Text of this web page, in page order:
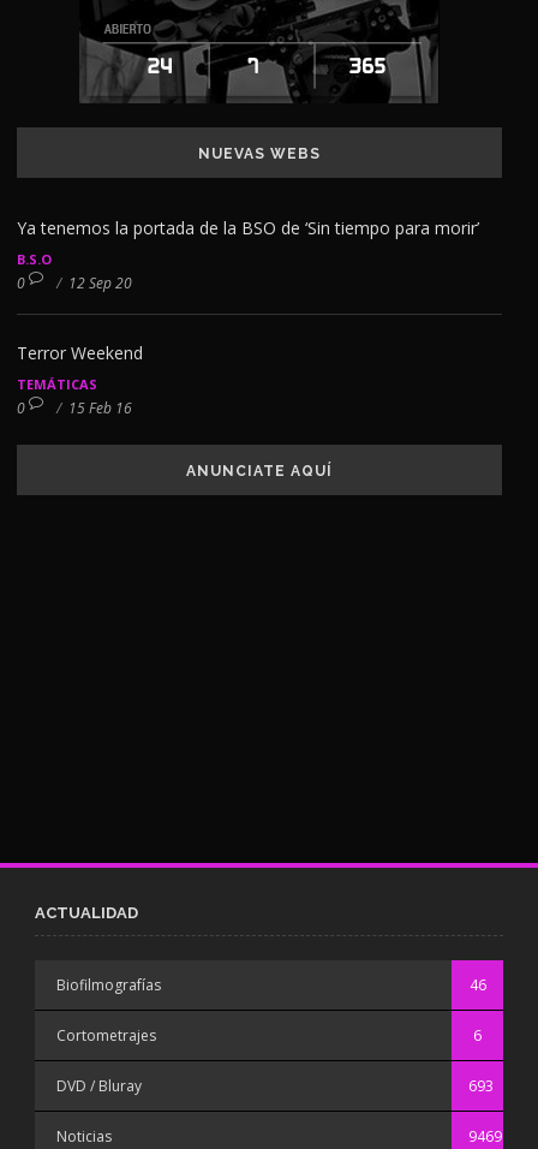
NUEVAS WEBS
Ya tenemos la portada de la BSO de ‘Sin tiempo para morir’
B.S.O
0 / 12 Sep 20
Terror Weekend
TEMÁTICAS
0 / 15 Feb 16
ANUNCIATE AQUÍ
ACTUALIDAD
Biofilmografías 46
Cortometrajes 6
DVD / Bluray 693
Noticias 9469